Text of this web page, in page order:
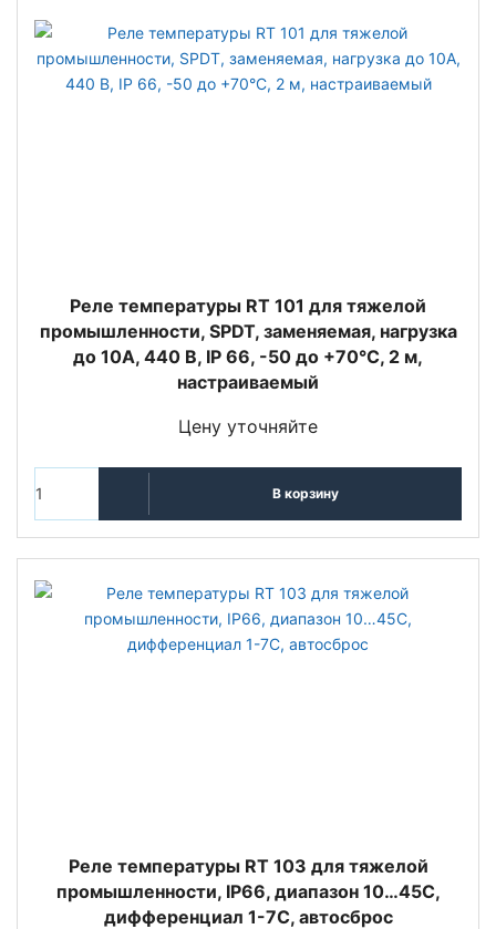
Реле температуры RT 101 для тяжелой
промышленности, SPDT, заменяемая, нагрузка
до 10А, 440 В, IP 66, -50 до +70°С, 2 м,
настраиваемый
Цену уточняйте
В корзину
Реле температуры RT 103 для тяжелой
промышленности, IP66, диапазон 10…45С,
дифференциал 1-7С, автосброс